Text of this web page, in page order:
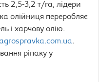
2,5-3,2 т/га, лідери
олійниця переробляє
і харчову олію.
.
ріпаку у